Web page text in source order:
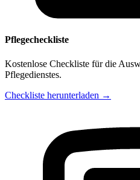
Pflegecheckliste
Kostenlose Checkliste für die
Pflegedienstes.
Checkliste herunterladen →